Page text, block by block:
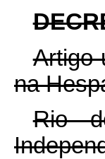
Artigo
na
Rio